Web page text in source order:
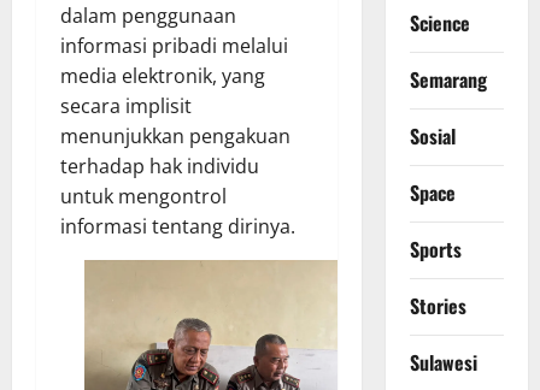
dalam penggunaan
informasi pribadi melalui
media elektronik, yang
secara implisit
menunjukkan pengakuan
terhadap hak individu
untuk mengontrol
informasi tentang dirinya.
Science
Semarang
Sosial
Space
Sports
Stories
Sulawesi